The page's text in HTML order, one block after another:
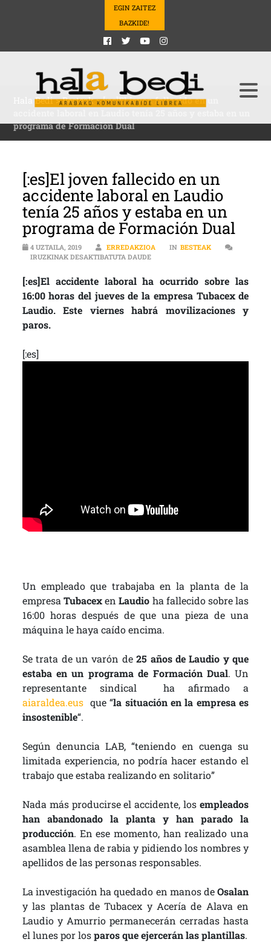
EGIN ZAITEZ
BAZKIDE!
Hala Bedi>Besteak>[:es]El joven fallecido en un
programa de Formación Dual
[:es]El joven fallecido en un
accidente laboral en Laudio
tenía 25 años y estaba en un
programa de Formación Dual
4 UZTAILA, 2019 ERREDAKZIOA IN BESTEAK
IRUZKINAK DESAKTIBATUTA DAUDE[:ES]EL JOVEN FALLECIDO EN UN
[:es]El accidente laboral ha ocurrido sobre las
16:00 horas del jueves de la empresa Tubacex de
Laudio. Este viernes habrá movilizaciones y
paros.
[:es]
Un empleado que trabajaba en la planta de la
empresa TubacexenLaudio ha fallecido sobre las
16:00 horas después de que una pieza de una
máquina le haya caído encima.
Se trata de un varón de25 años de Laudio y que
estaba en un programa de Formación Dual. Un
representante sindical ha afirmado a
aiaraldea.eus que “la situación en la empresa es
insostenible“.
Según denuncia LAB, “teniendo en cuenga su
limitada experiencia, no podría hacer estando el
trabajo que estaba realizando en solitario”
Nada más producirse el accidente, losempleados
han abandonado la planta y han parado la
producción. En ese momento, han realizado una
asamblea llena de rabia y pidiendo los nombres y
apellidos de las personas responsables.
La investigación ha quedado en manos deOsalan
y las plantas de Tubacex y Acería de Alava en
Laudio y Amurrio permanecerán cerradas hasta
el lunes por losparos que ejercerán las plantillas.